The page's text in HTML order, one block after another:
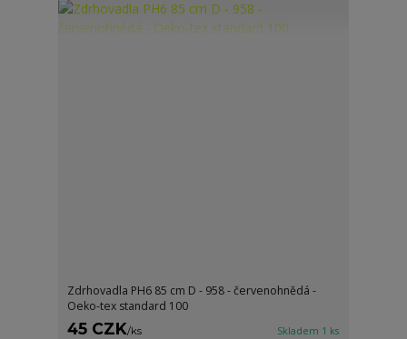
Zdrhovadla PH6 85 cm D - 958 - červenohnědá -
Oeko-tex standard 100
45 CZK/ks Skladem 1 ks